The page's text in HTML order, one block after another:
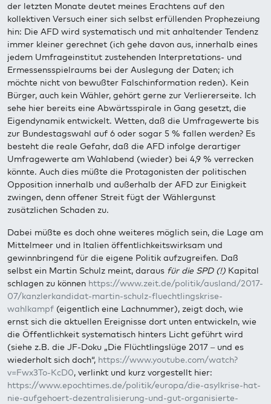
der letzten Monate deutet meines Erachtens auf den
kollektiven Versuch einer sich selbst erfüllenden Prophezeiung
hin: Die AFD wird systematisch und mit anhaltender Tendenz
immer kleiner gerechnet (ich gehe davon aus, innerhalb eines
jedem Umfrageinstitut zustehenden Interpretations- und
Ermessensspielraums bei der Auslegung der Daten; ich
möchte nicht von bewußter Falschinformation reden). Kein
Bürger, auch kein Wähler, gehört gerne zur Verliererseite. Ich
sehe hier bereits eine Abwärtsspirale in Gang gesetzt, die
Eigendynamik entwickelt. Wetten, daß die Umfragewerte bis
zur Bundestagswahl auf 6 oder sogar 5 % fallen werden? Es
besteht die reale Gefahr, daß die AFD infolge derartiger
Umfragewerte am Wahlabend (wieder) bei 4,9 % verrecken
könnte. Auch dies müßte die Protagonisten der politischen
Opposition innerhalb und außerhalb der AFD zur Einigkeit
zwingen, denn offener Streit fügt der Wählergunst
zusätzlichen Schaden zu.
Dabei müßte es doch ohne weiteres möglich sein, die Lage am
Mittelmeer und in Italien öffentlichkeitswirksam und
gewinnbringend für die eigene Politik aufzugreifen. Daß
selbst ein Martin Schulz meint, daraus für die SPD (!) Kapital
schlagen zu können https://www.zeit.de/politik/ausland/2017-
07/kanzlerkandidat-martin-schulz-fluechtlingskrise-
wahlkampf (eigentlich eine Lachnummer), zeigt doch, wie
ernst sich die aktuellen Ereignisse dort unten entwickeln, wie
die Öffentlichkeit systematisch hinters Licht geführt wird
(siehe z.B. die JF-Doku „Die Flüchtlingslüge 2017 – und es
wiederholt sich doch“, https://www.youtube.com/watch?
v=Fwx3To-KcD0, verlinkt und kurz vorgestellt hier:
https://www.epochtimes.de/politik/europa/die-asylkrise-hat-
nie-aufgehoert-dezentralisierung-und-gut-organisierte-